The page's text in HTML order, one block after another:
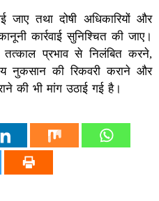
जाए तथा दोषी अधिकारियों और
कार्रवाई सुनिश्चित की जाए।
तत्काल प्रभाव से निलंबित करने,
नुकसान की रिकवरी कराने और
की भी मांग उठाई गई है।